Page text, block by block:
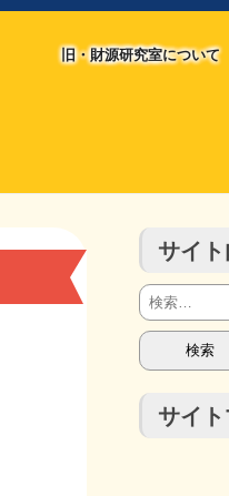
旧・財源研究室について
サイ
検
索:
サイ